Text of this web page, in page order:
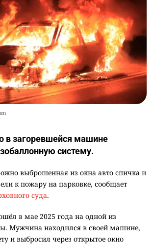
в загоревшейся машине
систему.
выброшенная из окна авто спичка и
к пожару на парковке, сообщает
суда.
в мае 2025 года на одной из
Мужчина находился в своей машине,
и выбросил через открытое окно